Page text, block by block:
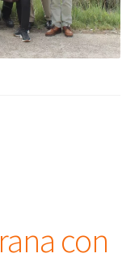
con